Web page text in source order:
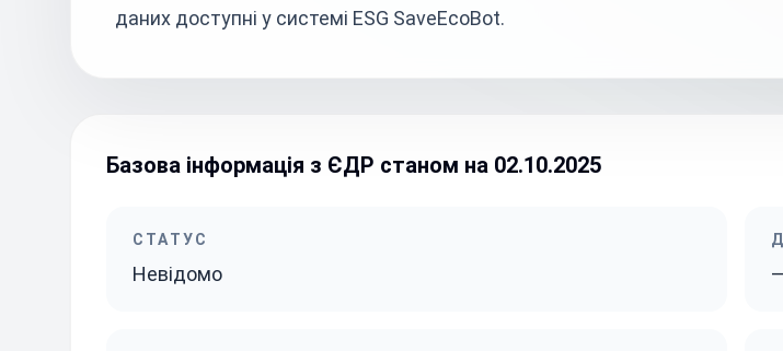
даних доступні у системі ESG SaveEcoBot.
Базова інформація з ЄДР станом на 02.10.2025
СТАТУС
Невідомо